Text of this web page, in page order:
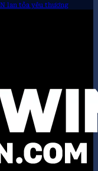
lan tỏa yêu thương